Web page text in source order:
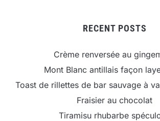
RECENT POSTS
Crème renversée au
Mont Blanc antillais façon
Toast de rillettes de bar sauvage à
Fraisier au chocolat
Tiramisu rhubarbe